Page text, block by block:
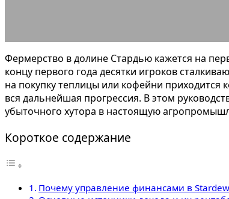
Фермерство в долине Стардью кажется на
концу первого года десятки игроков
на покупку теплицы или кофейни
вся дальнейшая прогрессия. В этом
убыточного хутора в настоящую
Короткое содержание
Почему управление финансами в